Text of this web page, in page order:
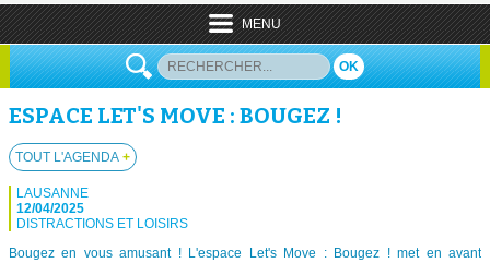
MENU
OK
ESPACE LET'S MOVE : BOUGEZ !
TOUT L'AGENDA +
LAUSANNE
12/04/2025
DISTRACTIONS ET LOISIRS
Bougez en vous amusant ! L'espace Let's Move : Bougez ! met en avant